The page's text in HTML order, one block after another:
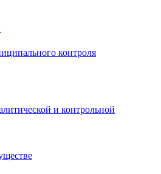
контроля
и контрольной